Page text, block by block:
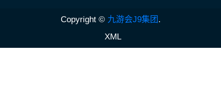
Copyright © 九游会J9集团 .
XML